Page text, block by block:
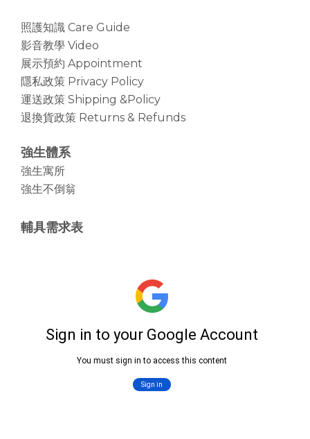
照護知識 Care Guide
影音教學 Video
展示預約 Appointment
隱私政策 Privacy Policy
運送政策 Shipping &Policy
退換貨政策 Returns & Refunds
強生體系
強生寓所
強生不倒翁
輔具需求表